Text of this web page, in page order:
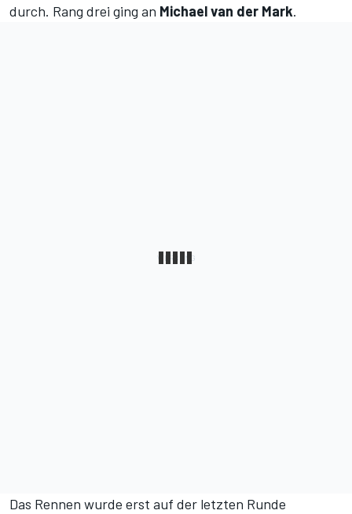
durch. Rang drei ging an Michael van der Mark.
Das Rennen wurde erst auf der letzten Runde